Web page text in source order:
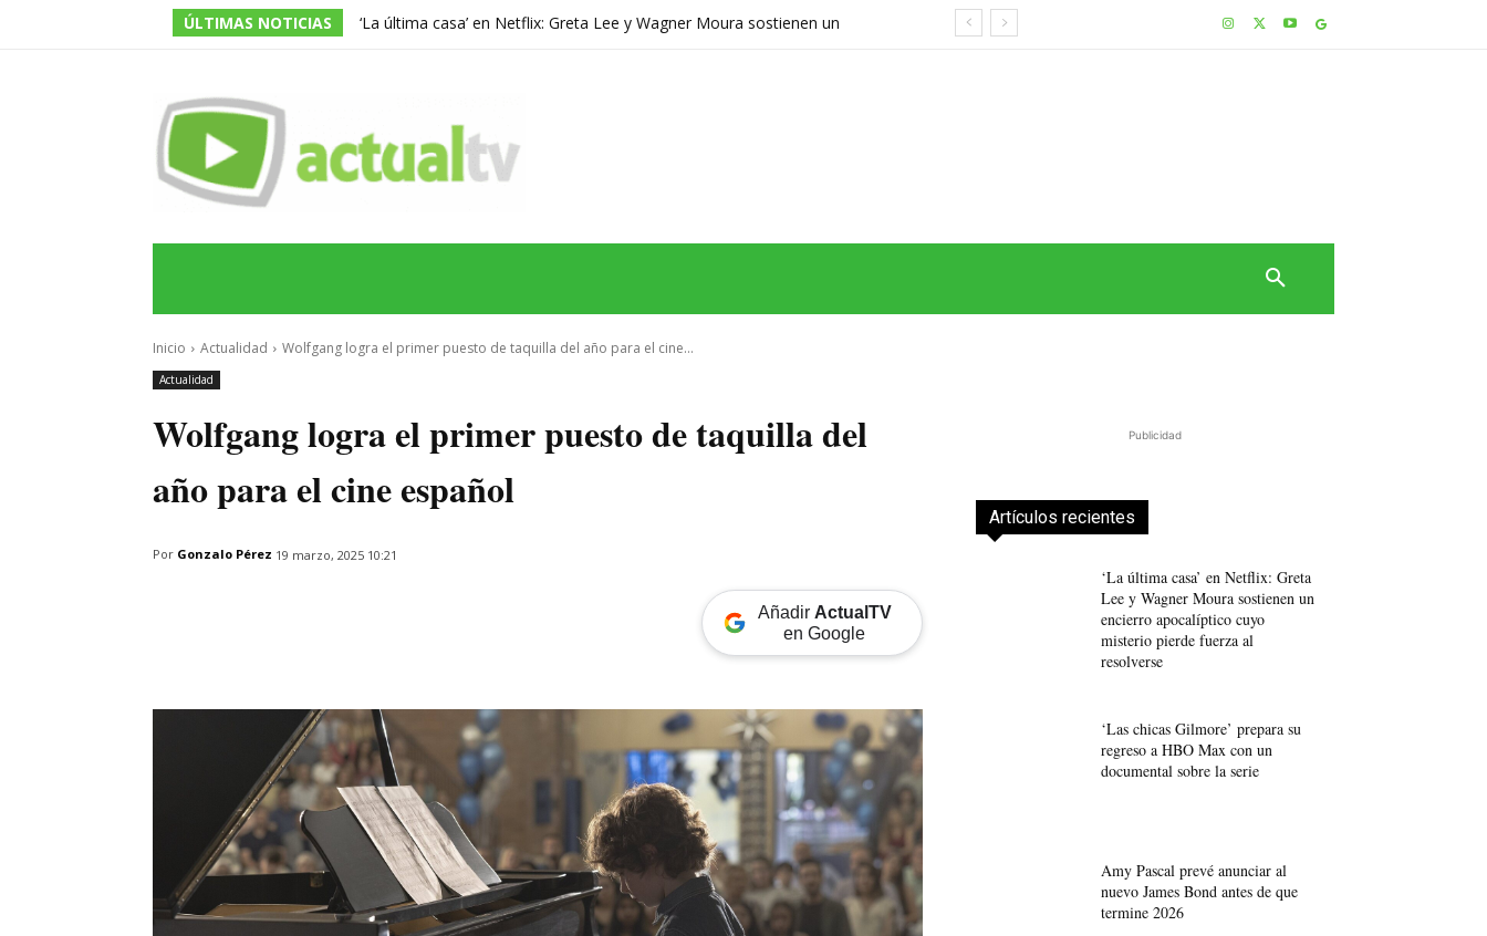
ÚLTIMAS NOTICIAS
‘La última casa’ en Netflix: Greta Lee y Wagner Moura sostienen un
Inicio Actualidad Wolfgang logra el primer puesto de taquilla del año para el cine...
Actualidad
Wolfgang logra el primer puesto de taquilla del
año para el cine español
Por Gonzalo Pérez 19 marzo, 2025 10:21
Añadir ActualTV
en Google
Publicidad
Artículos recientes
‘La última casa’ en Netflix: Greta
Lee y Wagner Moura sostienen un
encierro apocalíptico cuyo
misterio pierde fuerza al
resolverse
‘Las chicas Gilmore’ prepara su
regreso a HBO Max con un
documental sobre la serie
Amy Pascal prevé anunciar al
nuevo James Bond antes de que
termine 2026